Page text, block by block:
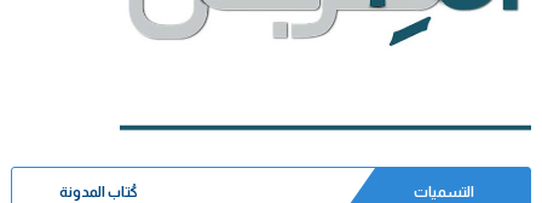
التسميات كُتاب المدونة